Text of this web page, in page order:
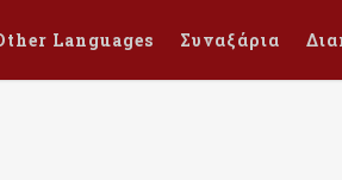
Languages Συναξάρια